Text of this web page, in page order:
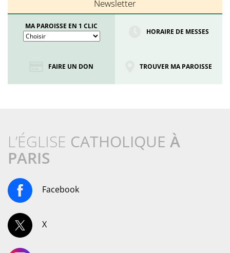
Newsletter
MA PAROISSE EN 1 CLIC
HORAIRE DE MESSES
FAIRE UN DON TROUVER MA PAROISSE
L’ÉGLISE CATHOLIQUE À
PARIS
Facebook
X